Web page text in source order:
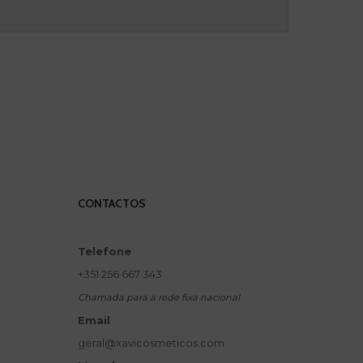
CONTACTOS
Telefone
+351 256 667 343
Chamada para a rede fixa nacional
Email
geral@xavicosmeticos.com